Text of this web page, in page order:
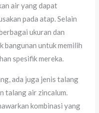
air yang dapat
pada atap. Selain
ukuran dan
bangunan untuk memilih
spesifik mereka.
ada juga jenis talang
talang air zincalum.
kombinasi yang